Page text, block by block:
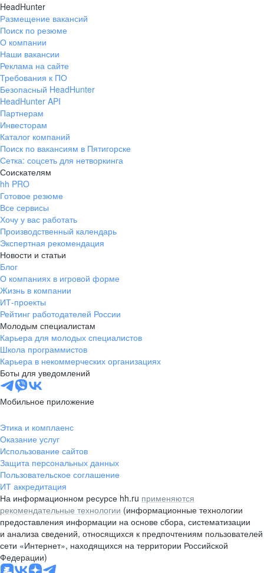
HeadHunter
Размещение вакансий
Поиск по резюме
О компании
Наши вакансии
Реклама на сайте
Требования к ПО
Безопасный HeadHunter
HeadHunter API
Партнерам
Инвесторам
Каталог компаний
Поиск по вакансиям в Пятигорске
Сетка: соцсеть для нетворкинга
Соискателям
hh PRO
Готовое резюме
Все сервисы
Хочу у вас работать
Производственный календарь
Экспертная рекомендация
Новости и статьи
Блог
О компаниях в игровой форме
Жизнь в компании
ИТ-проекты
Рейтинг работодателей России
Молодым специалистам
Карьера для молодых специалистов
Школа программистов
Карьера в некоммерческих организациях
Боты для уведомлений
Мобильное приложение
Этика и комплаенс
Оказание услуг
Использование сайтов
Защита персональных данных
Пользовательское соглашение
ИТ аккредитация
На информационном ресурсе hh.ru применяются
рекомендательные технологии (информационные технологии
предоставления информации на основе сбора, систематизации
и анализа сведений, относящихся к предпочтениям пользователей
сети «Интернет», находящихся на территории Российской
Федерации)